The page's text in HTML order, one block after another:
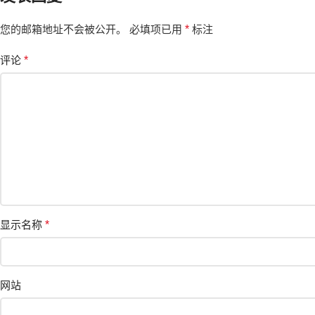
您的邮箱地址不会被公开。 必填项已用 * 标注
评论 *
显示名称 *
网站